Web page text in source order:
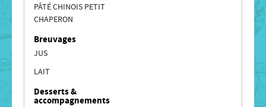
PÂTÉ CHINOIS PETIT
CHAPERON
Breuvages
JUS
LAIT
Desserts &
accompagnements